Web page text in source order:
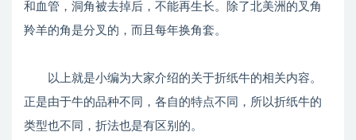
和血管，洞角被去掉后，不能再生长。除了北美洲的叉角
羚羊的角是分叉的，而且每年换角套。
以上就是小编为大家介绍的关于折纸牛的相关内容。
正是由于牛的品种不同，各自的特点不同，所以折纸牛的
类型也不同，折法也是有区别的。